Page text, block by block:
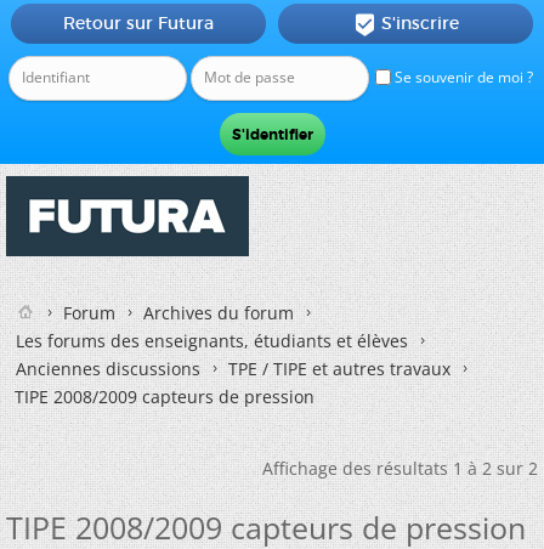
Se souvenir de moi ?
Retour sur Futura  S'inscrire
Forum
Archives du forum
Les forums des enseignants, étudiants et élèves
Anciennes discussions
TPE / TIPE et autres travaux
TIPE 2008/2009 capteurs de pression
Affichage des résultats 1 à 2 sur 2
TIPE 2008/2009 capteurs de pression